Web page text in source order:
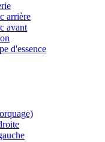
arrière
avant
d'essence